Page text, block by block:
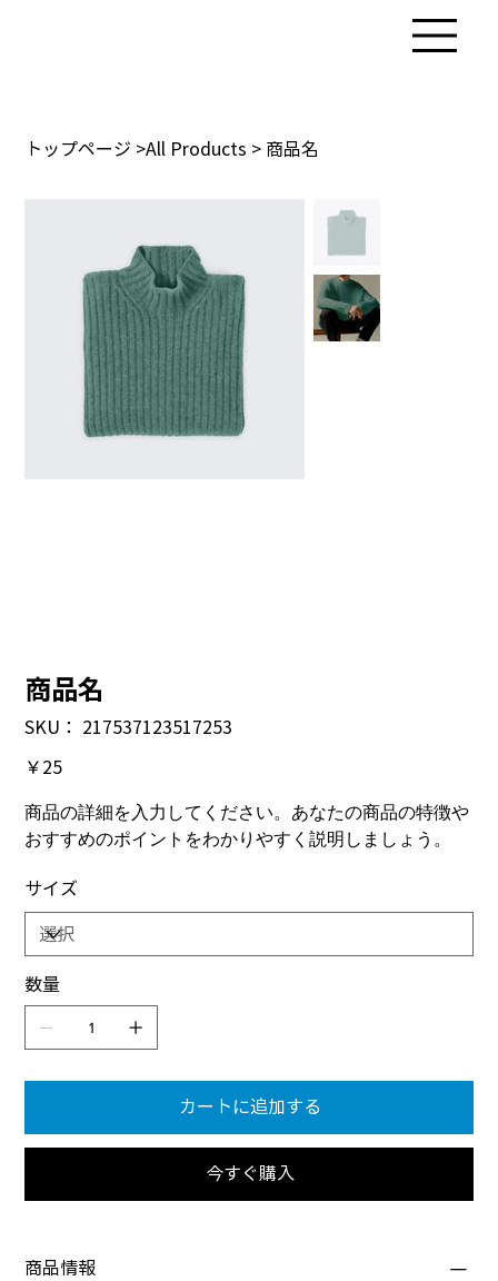
トップページ >All Products > 商品名
商品名
SKU：
SKU：
217537123517253
217537123517253
価
￥25
商品の詳細を入力してください。あなたの商品の特徴や
おすすめのポイントをわかりやすく説明しましょう。
サイズ
数量
カートに追加する
今すぐ購入
商品情報